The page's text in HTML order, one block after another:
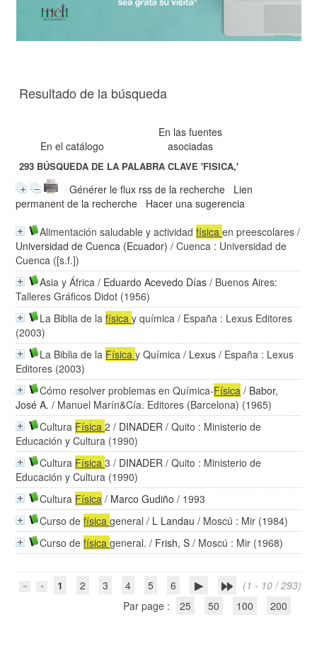
Resultado de la búsqueda
En el catálogo
En las fuentes
asociadas
293 BÚSQUEDA DE LA PALABRA CLAVE'FISICA,'
Générer le flux rss de la recherche
Lien
permanent de la recherche
Hacer una sugerencia
Alimentación saludable y actividadfísicaen preescolares /
Universidad de Cuenca (Ecuador) / Cuenca : Universidad de
Cuenca ([s.f.])
Asia y África / Eduardo Acevedo Días / Buenos Aires:
Talleres Gráficos Didot (1956)
La Biblia de lafísicay química / España : Lexus Editores
(2003)
La Biblia de la Físicay Química / Lexus / España : Lexus
Editores (2003)
Cómo resolver problemas en Química-Física / Babor,
José A. / Manuel Marín&Cía. Editores (Barcelona) (1965)
Cultura Física2 / DINADER / Quito : Ministerio de
Educación y Cultura (1990)
Cultura Física3 / DINADER / Quito : Ministerio de
Educación y Cultura (1990)
Cultura Física / Marco Gudiño / 1993
Curso defísicageneral / L Landau / Moscú : Mir (1984)
Curso defísicageneral. / Frish, S / Moscú : Mir (1968)
1 2 3 4 5 6
(1 - 10 / 293)
Par page :
25 50 100 200